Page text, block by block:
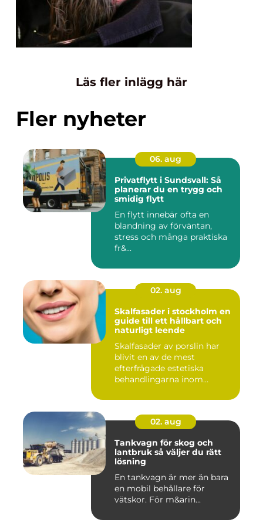
Läs fler inlägg här
Fler nyheter
06. aug
Privatflytt i Sundsvall: Så
planerar du en trygg och
smidig flytt
En flytt innebär ofta en
blandning av förväntan,
stress och många praktiska
fr&...
02. aug
Skalfasader i stockholm en
guide till ett hållbart och
naturligt leende
Skalfasader av porslin har
blivit en av de mest
efterfrågade estetiska
behandlingarna inom
02. aug
Tankvagn för skog och
lantbruk så väljer du rätt
lösning
En tankvagn är mer än bara
en mobil behållare för
vätskor. För m&arin...